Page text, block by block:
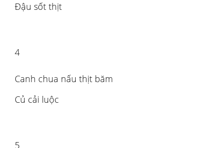
Đậu sốt thịt
4
Canh chua nấu thịt băm
Củ cải luộc
5